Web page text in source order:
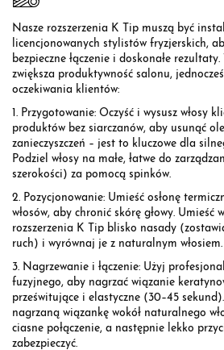
Nasze rozszerzenia K Tip muszą być
licencjonowanych stylistów fryzjerskich,
bezpieczne łączenie i doskonałe
zwiększa produktywność salonu,
oczekiwania klientów:
1. Przygotowanie: Oczyść i wysusz włosy
produktów bez siarczanów, aby usunąć
zanieczyszczeń – jest to kluczowe dla
Podziel włosy na małe, łatwe do
szerokości) za pomocą spinków.
2. Pozycjonowanie: Umieść osłonę
włosów, aby chronić skórę głowy. Umieść
rozszerzenia K Tip blisko nasady
ruch) i wyrównaj je z naturalnym włosiem.
3. Nagrzewanie i łączenie: Użyj
fuzyjnego, aby nagrzać wiązanie
prześwitujące i elastyczne (30–45
nagrzaną wiązankę wokół naturalnego
ciasne połączenie, a następnie lekko
zabezpieczyć.